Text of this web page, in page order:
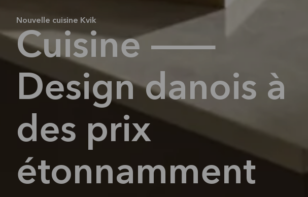
Nouvelle cuisine Kvik
Cuisine —
Design danois à
des prix
étonnamment